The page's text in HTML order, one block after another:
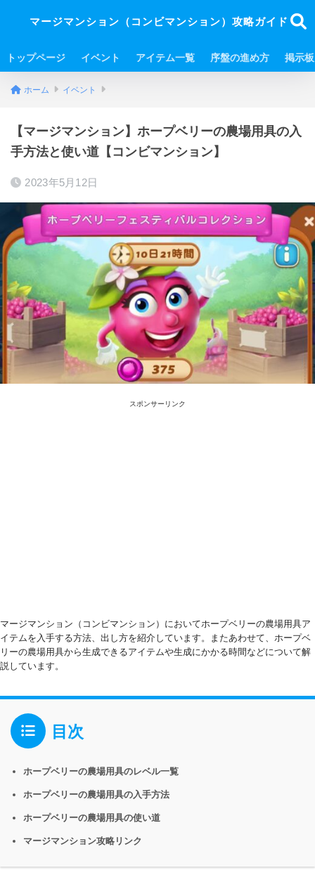
マージマンション（コンビマンション）攻略ガイド
トップページ イベント アイテム一覧 序盤の進め方 掲示板
ホーム イベント
【マージマンション】ホープベリーの農場用具の入
手方法と使い道【コンビマンション】
2023年5月12日
スポンサーリンク
マージマンション（コンビマンション）においてホープベリーの農場用具ア
イテムを入手する方法、出し方を紹介しています。またあわせて、ホープベ
リーの農場用具から生成できるアイテムや生成にかかる時間などについて解
説しています。
目次
ホープベリーの農場用具のレベル一覧
ホープベリーの農場用具の入手方法
ホープベリーの農場用具の使い道
マージマンション攻略リンク